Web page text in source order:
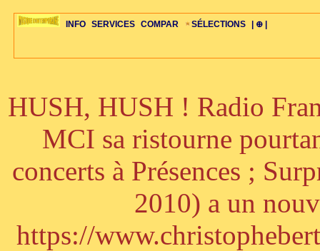
INFO
ÉDITORIAUX ACTUS-CONCERTS HISTOIRE PAYS STYLES-ÉCOLES
SERVICES
MAJ-LISTE ARCH-CONCERTS LIENS RADIOS VIDÉOS PLAN FAQS
COMPAR
SÉLECTION GUIDE-EXPRESS ŒUVRES BIOGRAPHIES PERSPECTIVE
SÉLECTIONS
SÉLECTION COMPOS-INTRO COMPO-INDIV ŒUVRES-INDIV
| ⊕ |
20ÈME PARAL 1001 CD TOP-REC BONUS-ROMANS BONUS-FILMS
CELLO-C
ALTO-C
VIOLON-C
PIANO-CONC GRAND-
HUSH, HUSH ! Radio
MCI sa ristourne
concerts à Présences ;
2010) a un
https://